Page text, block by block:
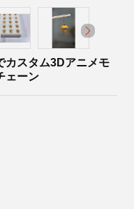
カスタム3Dアニメモ
ェーン